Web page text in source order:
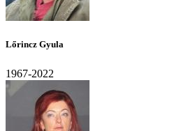
Lőrincz Gyula
1967-2022